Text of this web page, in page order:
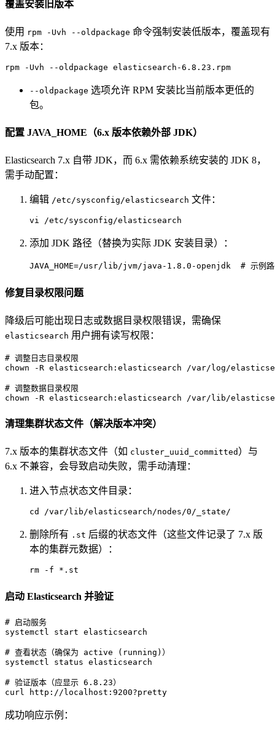
覆盖安装旧版本
使用 rpm -Uvh --oldpackage 命令强制安装低版本，覆盖现有
7.x 版本：
rpm -Uvh --oldpackage elasticsearch-6.8.23.rpm
--oldpackage 选项允许 RPM 安装比当前版本更低的
包。
配置 JAVA_HOME（6.x 版本依赖外部 JDK）
Elasticsearch 7.x 自带 JDK，而 6.x 需依赖系统安装的 JDK 8，
需手动配置：
编辑 /etc/sysconfig/elasticsearch 文件：
vi /etc/sysconfig/elasticsearch
添加 JDK 路径（替换为实际 JDK 安装目录）：
JAVA_HOME=/usr/lib/jvm/java-1.8.0-openjdk  # 示例路径
修复目录权限问题
降级后可能出现日志或数据目录权限错误，需确保
elasticsearch 用户拥有读写权限：
# 调整日志目录权限
# 调整数据目录权限
chown -R elasticsearch:elasticsearch /var/lib/
清理集群状态文件（解决版本冲突）
7.x 版本的集群状态文件（如 cluster_uuid_committed ）与
6.x 不兼容，会导致启动失败，需手动清理：
进入节点状态文件目录：
cd /var/lib/elasticsearch/nodes/0/_state/
删除所有 .st 后缀的状态文件（这些文件记录了 7.x 版
本的集群元数据）：
rm -f *.st
启动 Elasticsearch 并验证
# 启动服务
# 查看状态（确保为 active (running)）
# 验证版本（应显示 6.8.23）
curl http://localhost:9200?pretty
成功响应示例：